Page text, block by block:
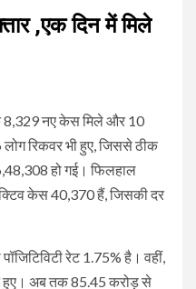
,एक दिन में मिले
8,329 नए केस मिले और 10
लोग रिकवर भी हुए, जिससे ठीक
हो गई। फिलहाल
केस 40,370 हैं, जिसकी दर
रेट 1.75% है। वहीं,
हुए। अब तक 85.45 करोड़ से